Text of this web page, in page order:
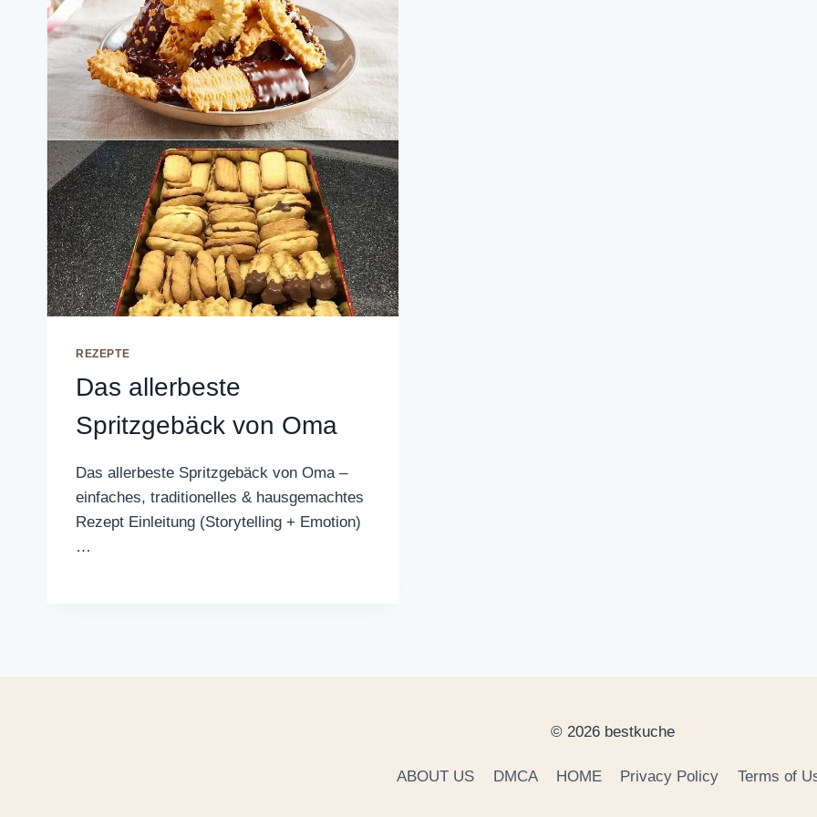
REZEPTE
Das allerbeste
Spritzgebäck von Oma
Das allerbeste Spritzgebäck von Oma –
einfaches, traditionelles & hausgemachtes
Rezept Einleitung (Storytelling + Emotion)
…
© 2026 bestkuche
ABOUT US DMCA HOME Privacy Policy Terms of